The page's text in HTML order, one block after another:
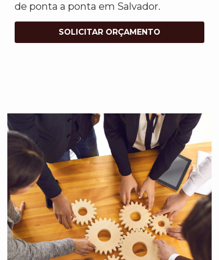
de ponta a ponta em Salvador.
SOLICITAR ORÇAMENTO